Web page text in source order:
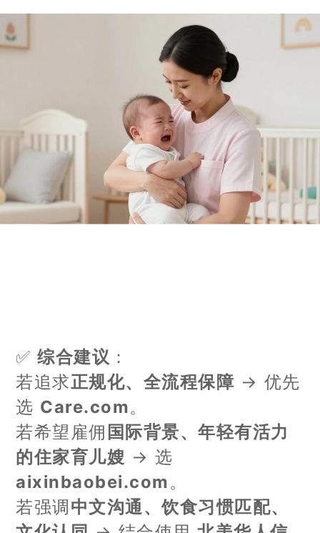
✅综合建议 ：
若追求正规化、全流程保障 → 优先
选 Care.com。
若希望雇佣 国际背景、年轻有活力
的住家育儿嫂 → 选
aixinbaobei.com。
若强调中文沟通、饮食习惯匹配、